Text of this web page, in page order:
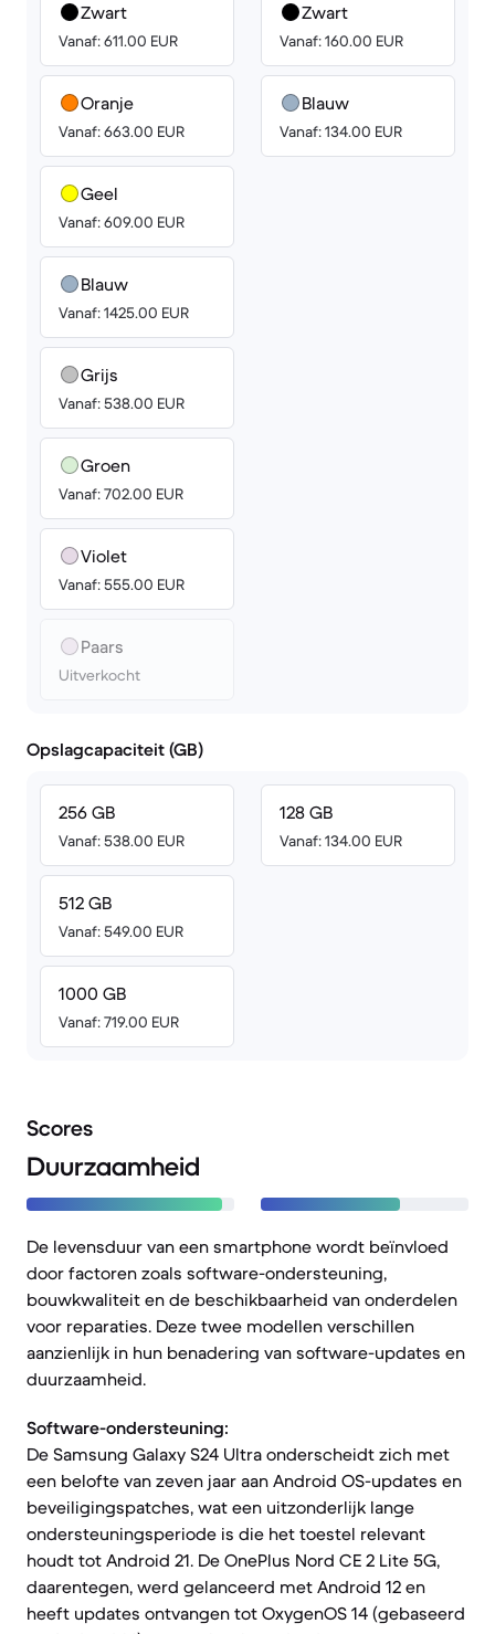
Zwart
Vanaf: 611.00 EUR
Oranje
Vanaf: 663.00 EUR
Geel
Vanaf: 609.00 EUR
Blauw
Vanaf: 1425.00 EUR
Grijs
Vanaf: 538.00 EUR
Groen
Vanaf: 702.00 EUR
Violet
Vanaf: 555.00 EUR
Paars
Uitverkocht
Zwart
Vanaf: 160.00 EUR
Blauw
Vanaf: 134.00 EUR
Opslagcapaciteit (GB)
256 GB
Vanaf: 538.00 EUR
512 GB
Vanaf: 549.00 EUR
1000 GB
Vanaf: 719.00 EUR
128 GB
Vanaf: 134.00 EUR
Scores
Duurzaamheid
De levensduur van een smartphone wordt beïnvloed
door factoren zoals software-ondersteuning,
bouwkwaliteit en de beschikbaarheid van onderdelen
voor reparaties. Deze twee modellen verschillen
aanzienlijk in hun benadering van software-updates en
duurzaamheid.
Software-ondersteuning:
De Samsung Galaxy S24 Ultra onderscheidt zich met
een belofte van zeven jaar aan Android OS-updates en
beveiligingspatches, wat een uitzonderlijk lange
ondersteuningsperiode is die het toestel relevant
houdt tot Android 21. De OnePlus Nord CE 2 Lite 5G,
daarentegen, werd gelanceerd met Android 12 en
heeft updates ontvangen tot OxygenOS 14 (gebaseerd